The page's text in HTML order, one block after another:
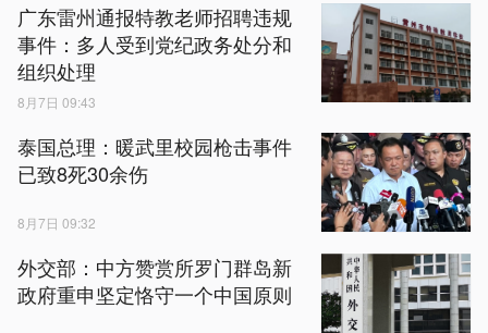
广东雷州通报特教老师招聘违规
事件：多人受到党纪政务处分和
组织处理
8月7日 09:43
泰国总理：暖武里校园枪击事件
已致8死30余伤
8月7日 09:32
外交部：中方赞赏所罗门群岛新
政府重申坚定恪守一个中国原则